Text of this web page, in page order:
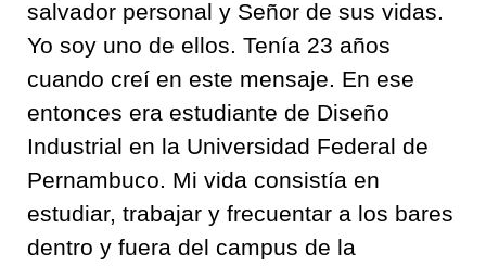
salvador personal y Señor de sus vidas.
Yo soy uno de ellos. Tenía 23 años
cuando creí en este mensaje. En ese
entonces era estudiante de Diseño
Industrial en la Universidad Federal de
Pernambuco. Mi vida consistía en
estudiar, trabajar y frecuentar a los bares
dentro y fuera del campus de la